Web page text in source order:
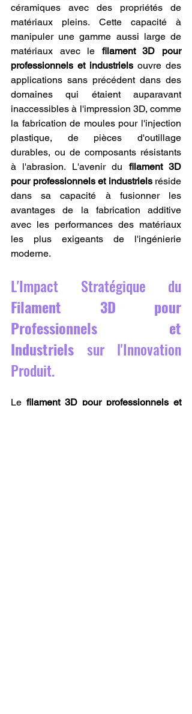
céramiques avec des propriétés de
matériaux pleins. Cette capacité à
manipuler une gamme aussi large de
matériaux avec le filament 3D pour
professionnels et industriels ouvre des
applications sans précédent dans des
domaines qui étaient auparavant
inaccessibles à l'impression 3D, comme
la fabrication de moules pour l'injection
plastique, de pièces d'outillage
durables, ou de composants résistants
à l'abrasion. L'avenir du filament 3D
pour professionnels et industriels réside
dans sa capacité à fusionner les
avantages de la fabrication additive
avec les performances des matériaux
les plus exigeants de l'ingénierie
moderne.
Filament 3D pour
Professionnels et
Industriels sur l'Innovation
Produit.
Le filament 3D pour professionnels et